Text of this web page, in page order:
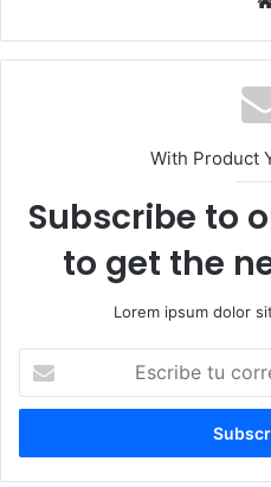
With Product
Subscribe to
to get the
Lorem ipsum dolor
correo